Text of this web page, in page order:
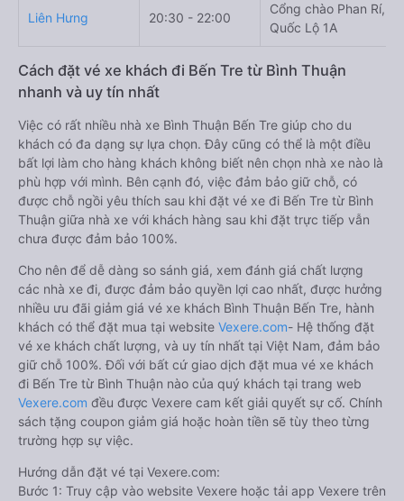
Liên Hưng 20:30 - 22:00
Cổng chào Phan Rí,
Quốc Lộ 1A
Cách đặt vé xe khách đi Bến Tre từ Bình Thuận
nhanh và uy tín nhất
Việc có rất nhiều nhà xe Bình Thuận Bến Tre giúp cho du
khách có đa dạng sự lựa chọn. Đây cũng có thể là một điều
bất lợi làm cho hàng khách không biết nên chọn nhà xe nào là
phù hợp với mình. Bên cạnh đó, việc đảm bảo giữ chỗ, có
được chỗ ngồi yêu thích sau khi đặt vé xe đi Bến Tre từ Bình
Thuận giữa nhà xe với khách hàng sau khi đặt trực tiếp vẫn
chưa được đảm bảo 100%.
Cho nên để dễ dàng so sánh giá, xem đánh giá chất lượng
các nhà xe đi, được đảm bảo quyền lợi cao nhất, được hưởng
nhiều ưu đãi giảm giá vé xe khách Bình Thuận Bến Tre, hành
khách có thể đặt mua tại website Vexere.com- Hệ thống đặt
vé xe khách chất lượng, và uy tín nhất tại Việt Nam, đảm bảo
giữ chỗ 100%. Đối với bất cứ giao dịch đặt mua vé xe khách
đi Bến Tre từ Bình Thuận nào của quý khách tại trang web
Vexere.com đều được Vexere cam kết giải quyết sự cố. Chính
sách tặng coupon giảm giá hoặc hoàn tiền sẽ tùy theo từng
trường hợp sự việc.
Hướng dẫn đặt vé tại Vexere.com:
Bước 1: Truy cập vào website Vexere hoặc tải app Vexere trên